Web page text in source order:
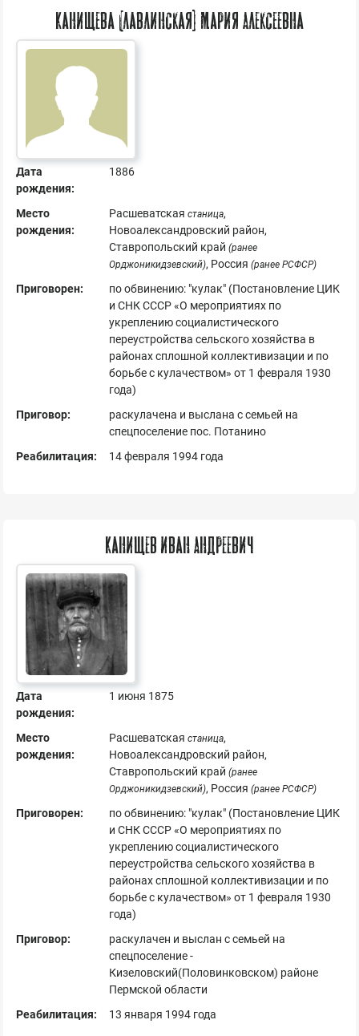
Канищева (Лавлинская) Мария Алексеевна
Дата
рождения:
1886
Место
рождения:
Расшеватская станица,
Новоалександровский район,
Ставропольский край (ранее
Орджоникидзевский), Россия (ранее РСФСР)
Приговорен:
по обвинению: "кулак" (Постановление ЦИК
и СНК СССР «О мероприятиях по
укреплению социалистического
переустройства сельского хозяйства в
районах сплошной коллективизации и по
борьбе с кулачеством» от 1 февраля 1930
года)
Приговор:
раскулачена и выслана с семьей на
спецпоселение пос. Потанино
Реабилитация:
14 февраля 1994 года
Канищев Иван Андреевич
Дата
рождения:
1 июня 1875
Место
рождения:
Расшеватская станица,
Новоалександровский район,
Ставропольский край (ранее
Орджоникидзевский), Россия (ранее РСФСР)
Приговорен:
по обвинению: "кулак" (Постановление ЦИК
и СНК СССР «О мероприятиях по
укреплению социалистического
переустройства сельского хозяйства в
районах сплошной коллективизации и по
борьбе с кулачеством» от 1 февраля 1930
года)
Приговор:
раскулачен и выслан с семьей на
спецпоселение -
Кизеловский(Половинковском) районе
Пермской области
Реабилитация:
13 января 1994 года